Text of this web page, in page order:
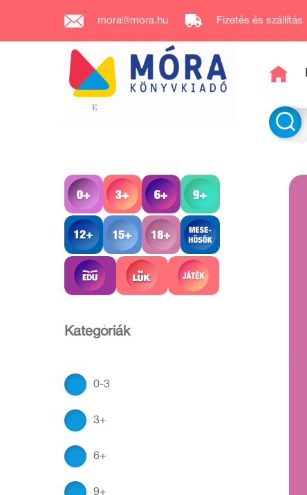
mora@mora.hu Fizetés és szállítás
Kategóriák
0-3
3+
6+
9+